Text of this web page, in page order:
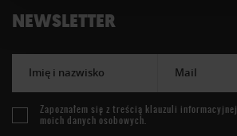
NEWSLETTER
Imię i nazwisko Mail
Zapoznałem się z treścią klauzuli informacyjnej
moich danych osobowych.